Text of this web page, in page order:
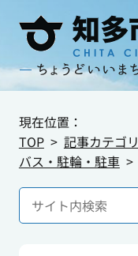
現在位置：
TOP
記事カテゴリ
バス・駐輪・駐車